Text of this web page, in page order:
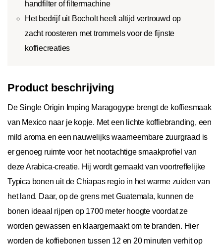
handfilter of filtermachine
Het bedrijf uit Bocholt heeft altijd vertrouwd op
zacht roosteren met trommels voor de fijnste
koffiecreaties
Product beschrijving
De Single Origin Imping Maragogype brengt de koffiesmaak
van Mexico naar je kopje. Met een lichte koffiebranding, een
mild aroma en een nauwelijks waarneembare zuurgraad is
er genoeg ruimte voor het nootachtige smaakprofiel van
deze Arabica-creatie. Hij wordt gemaakt van voortreffelijke
Typica bonen uit de Chiapas regio in het warme zuiden van
het land. Daar, op de grens met Guatemala, kunnen de
bonen ideaal rijpen op 1700 meter hoogte voordat ze
worden gewassen en klaargemaakt om te branden. Hier
worden de koffiebonen tussen 12 en 20 minuten verhit op